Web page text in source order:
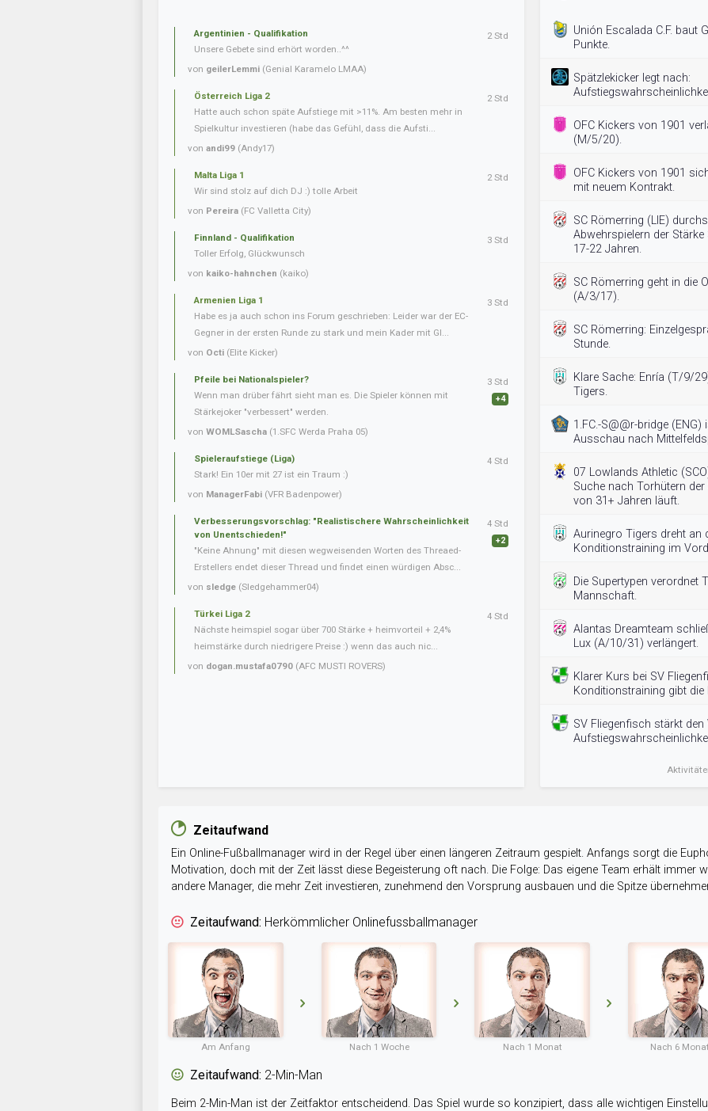
Argentinien - Qualifikation
Unsere Gebete sind erhört worden..^^
von geilerLemmi (Genial Karamelo LMAA)
2 Std
Österreich Liga 2
Hatte auch schon späte Aufstiege mit >11%. Am besten mehr in
Spielkultur investieren (habe das Gefühl, dass die Aufsti...
von andi99 (Andy17)
2 Std
Malta Liga 1
Wir sind stolz auf dich DJ :) tolle Arbeit
von Pereira (FC Valletta City)
2 Std
Finnland - Qualifikation
Toller Erfolg, Glückwunsch
von kaiko-hahnchen (kaiko)
3 Std
Armenien Liga 1
Habe es ja auch schon ins Forum geschrieben: Leider war der EC-
Gegner in der ersten Runde zu stark und mein Kader mit Gl...
von Octi (Elite Kicker)
3 Std
Pfeile bei Nationalspieler?
Wenn man drüber fährt sieht man es. Die Spieler können mit
Stärkejoker "verbessert" werden.
von WOMLSascha (1.SFC Werda Praha 05)
3 Std
+4
Spieleraufstiege (Liga)
Stark! Ein 10er mit 27 ist ein Traum :)
von ManagerFabi (VFR Badenpower)
4 Std
Verbesserungsvorschlag: "Realistischere Wahrscheinlichkeit
von Unentschieden!"
"Keine Ahnung" mit diesen wegweisenden Worten des Threaed-
Erstellers endet dieser Thread und findet einen würdigen Absc...
von sledge (Sledgehammer04)
4 Std
+2
Türkei Liga 2
Nächste heimspiel sogar über 700 Stärke + heimvorteil + 2,4%
heimstärke durch niedrigere Preise :) wenn das auch nic...
von dogan.mustafa0790 (AFC MUSTI ROVERS)
4 Std
Unión Escalada C.F. baut
Punkte.
Spätzlekicker legt nach:
OFC Kickers von 1901
(M/5/20).
OFC Kickers von 1901
mit neuem Kontrakt.
SC Römerring (LIE)
Abwehrspielern der
17-22 Jahren.
SC Römerring geht in die
(A/3/17).
SC Römerring:
Stunde.
Klare Sache: Enría (T/9/
Tigers.
1.FC.-S@@r-bridge
Ausschau nach
07 Lowlands Athletic
Suche nach Torhütern
von 31+ Jahren läuft.
Aurinegro Tigers dreht an
Konditionstraining im
Die Supertypen verordnet
Mannschaft.
Alantas Dreamteam
Lux (A/10/31) verlängert.
Klarer Kurs bei SV
Konditionstraining gibt die
SV Fliegenfisch stärkt den
Zeitaufwand
Ein Online-Fußballmanager wird in der Regel über einen längeren Zeitraum gespielt. Anfangs sorgt die
Motivation, doch mit der Zeit lässt diese Begeisterung oft nach. Die Folge: Das eigene Team erhält immer
andere Manager, die mehr Zeit investieren, zunehmend den Vorsprung ausbauen und die Spitze
Zeitaufwand: Herkömmlicher Onlinefussballmanager
Am Anfang Nach 1 Woche Nach 1 Monat Nach 6
Zeitaufwand: 2-Min-Man
Beim 2-Min-Man ist der Zeitfaktor entscheidend. Das Spiel wurde so konzipiert, dass alle wichtigen